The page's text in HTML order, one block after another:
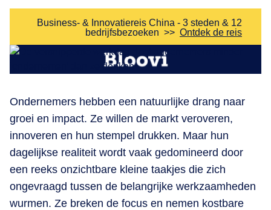
Business- & Innovatiereis China - 3 steden & 12
bedrijfsbezoeken >> Ontdek de reis
​Ondernemers hebben een natuurlijke drang naar
groei en impact. Ze willen de markt veroveren,
innoveren en hun stempel drukken. Maar hun
dagelijkse realiteit wordt vaak gedomineerd door
een reeks onzichtbare kleine taakjes die zich
ongevraagd tussen de belangrijke werkzaamheden
wurmen. Ze breken de focus en nemen kostbare